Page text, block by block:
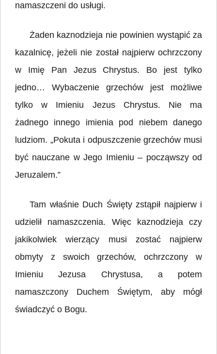
namaszczeni do usługi.
Żaden kaznodzieja nie powinien wystąpić za
kazalnicę, jeżeli nie został najpierw ochrzczony
w Imię Pan Jezus Chrystus. Bo jest tylko
jedno… Wybaczenie grzechów jest możliwe
tylko w Imieniu Jezus Chrystus. Nie ma
żadnego innego imienia pod niebem danego
ludziom. „Pokuta i odpuszczenie grzechów musi
być nauczane w Jego Imieniu – począwszy od
Jeruzalem.”
Tam właśnie Duch Święty zstąpił najpierw i
udzielił namaszczenia. Więc kaznodzieja czy
jakikolwiek wierzący musi zostać najpierw
obmyty z swoich grzechów, ochrzczony w
Imieniu Jezusa Chrystusa, a potem
namaszczony Duchem Świętym, aby mógł
świadczyć o Bogu.